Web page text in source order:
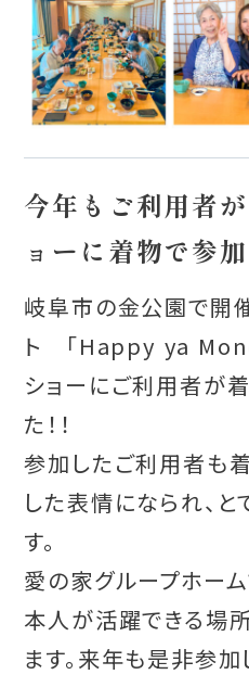
今年もご利用者
ョーに着物で参
岐阜市の金公園で開
ト 「Happy ya
ショーにご利用者が
た！！
参加したご利用者も
した表情になられ、
す。
愛の家グループホー
本人が活躍できる場
ます。来年も是非参加